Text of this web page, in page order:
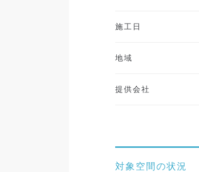
施工日
地域
提供会社
対象空間の状況